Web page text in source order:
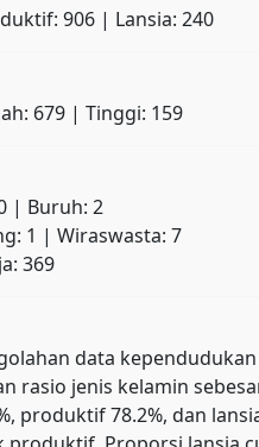
906 | Lansia: 240
679 | Tinggi: 159
| Buruh: 2
1 | Wiraswasta: 7
369
data
rasio jenis kelamin
produktif 78.2%, dan